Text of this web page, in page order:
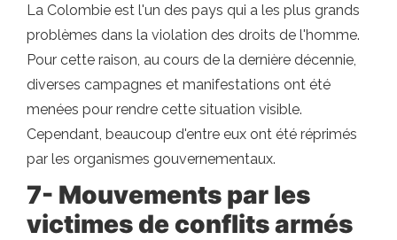
La Colombie est l'un des pays qui a les plus grands
problèmes dans la violation des droits de l'homme.
Pour cette raison, au cours de la dernière décennie,
diverses campagnes et manifestations ont été
menées pour rendre cette situation visible.
Cependant, beaucoup d'entre eux ont été réprimés
par les organismes gouvernementaux.
7- Mouvements par les
victimes de conflits armés